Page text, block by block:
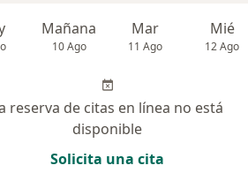
Mañana
10 Ago
Mar
11 Ago
Mié
12 Ago
reserva de citas en línea no está
disponible
Solicita una cita